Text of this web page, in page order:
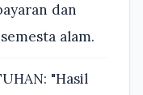
dan
alam.
"Hasil